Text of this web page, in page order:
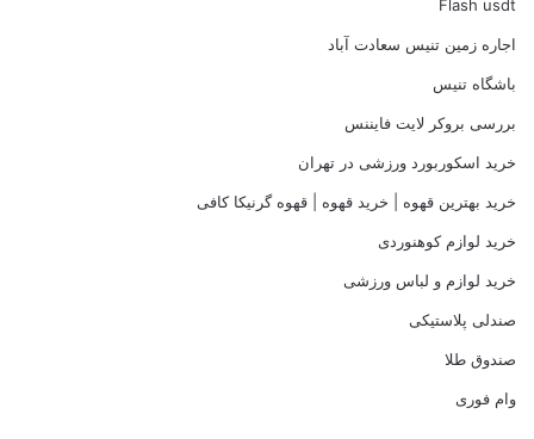
Flash usdt
اجاره زمین تنیس سعادت آباد
باشگاه تنیس
بررسی بروکر لایت فایننس
خرید اسکوربورد ورزشی در تهران
خرید بهترین قهوه | خرید قهوه | قهوه گرنیکا کافی
خرید لوازم کوهنوردی
خرید لوازم و لباس ورزشی
صندلی پلاستیکی
صندوق طلا
وام فوری